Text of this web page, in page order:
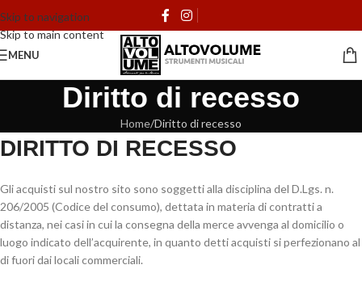
Skip to navigation
Skip to main content
MENU
Diritto di recesso
Home Diritto di recesso
DIRITTO DI RECESSO
Gli acquisti sul nostro sito sono soggetti alla disciplina del D.Lgs. n.
206/2005 (Codice del consumo), dettata in materia di contratti a
distanza, nei casi in cui la consegna della merce avvenga al domicilio o
luogo indicato dell’acquirente, in quanto detti acquisti si perfezionano al
di fuori dai locali commerciali.